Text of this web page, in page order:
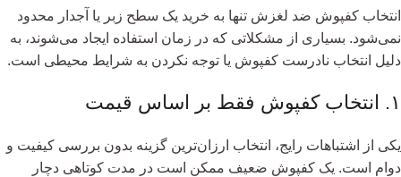
انتخاب کفپوش ضد لغزش تنها به خرید یک سطح زبر یا آجدار محدود
نمی‌شود. بسیاری از مشکلاتی که در زمان استفاده ایجاد می‌شوند، به
دلیل انتخاب نادرست کفپوش یا توجه نکردن به شرایط محیطی است.
۱. انتخاب کفپوش فقط بر اساس قیمت
یکی از اشتباهات رایج، انتخاب ارزان‌ترین گزینه بدون بررسی کیفیت و
دوام است. یک کفپوش ضعیف ممکن است در مدت کوتاهی دچار